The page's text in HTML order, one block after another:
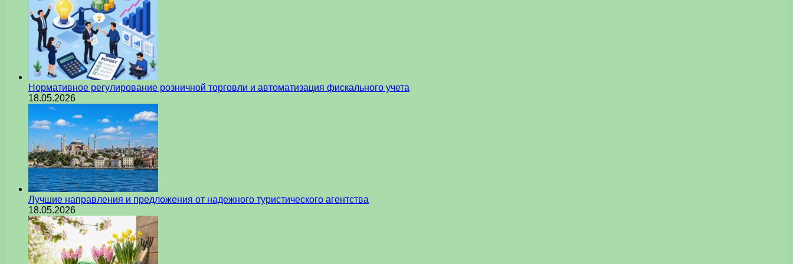
Нормативное регулирование розничной торговли и автоматизация фискального учета
18.05.2026
Лучшие направления и предложения от надежного туристического агентства
18.05.2026